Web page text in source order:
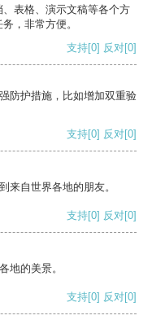
表格、演示文稿等各个方
，非常方便。
支持[0] 反对[0]
防护措施，比如增加双重验
支持[0] 反对[0]
来自世界各地的朋友。
支持[0] 反对[0]
地的美景。
支持[0] 反对[0]